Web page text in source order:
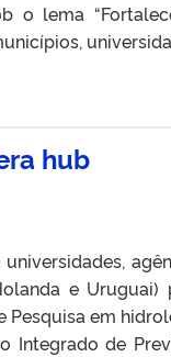
o lema
hub
e Uruguai)
Pesquisa em
Integrado de